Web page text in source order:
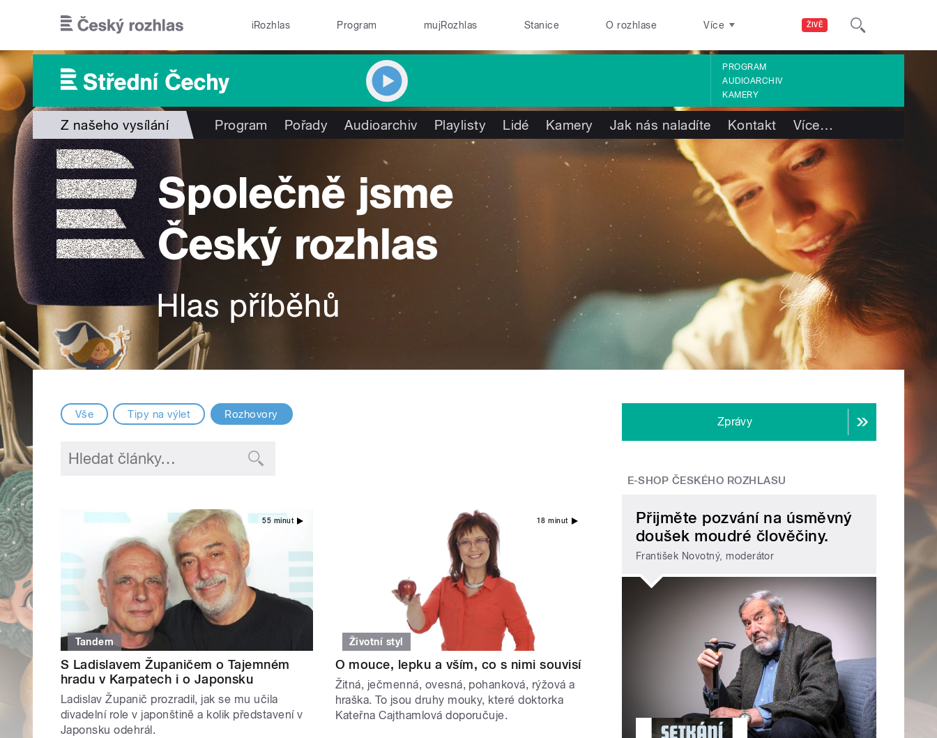
ŽIVĚ
iRozhlas Program mujRozhlas Stanice O rozhlase Více
PROGRAM
AUDIOARCHIV
KAMERY
Z našeho vysílání Program Pořady Audioarchiv Playlisty Lidé Kamery Jak nás naladíte Kontakt Více…
Vše Tipy na výlet Rozhovory
55 minut
Tandem
S Ladislavem Županičem o Tajemném
hradu v Karpatech i o Japonsku
Ladislav Županič prozradil, jak se mu učila
divadelní role v japonštině a kolik představení v
Japonsku odehrál.
18 minut
Životní styl
O mouce, lepku a vším, co s nimi souvisí
Žitná, ječmenná, ovesná, pohanková, rýžová a
hraška. To jsou druhy mouky, které doktorka
Kateřna Cajthamlová doporučuje.
Zprávy
E-SHOP ČESKÉHO ROZHLASU
Přijměte pozvání na úsměvný
doušek moudré člověčiny.
František Novotný, moderátor